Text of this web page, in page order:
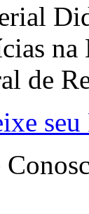
na
seu